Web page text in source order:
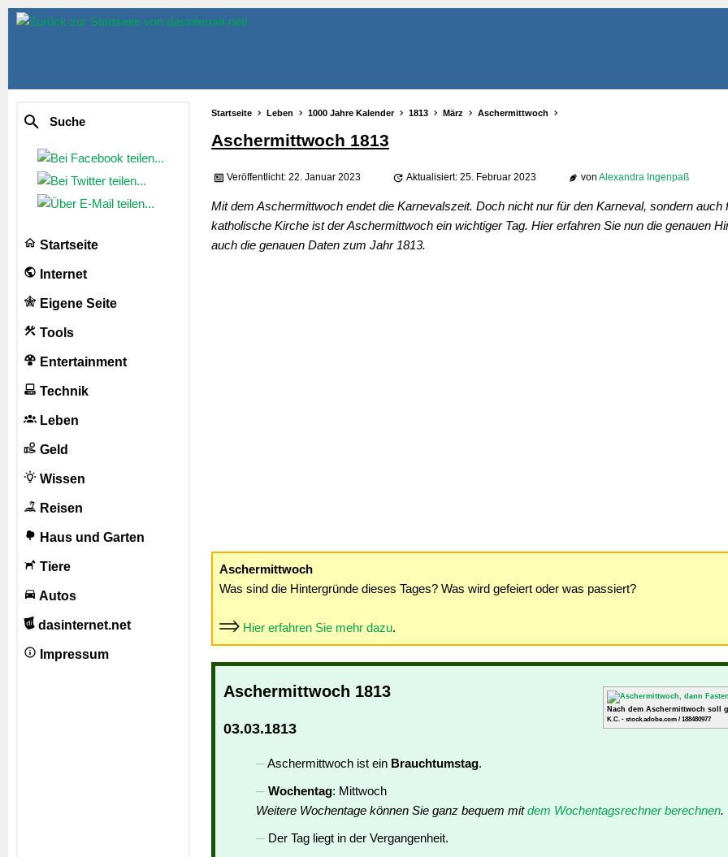
Suche
Startseite
Internet
Eigene Seite
Tools
Entertainment
Technik
Leben
Geld
Wissen
Reisen
Haus und Garten
Tiere
Autos
dasinternet.net
Impressum
Startseite Leben 1000 Jahre Kalender 1813 März Aschermittwoch
Aschermittwoch 1813
Veröffentlicht: 22. Januar 2023 Aktualisiert: 25. Februar 2023 von Alexandra Ingenpaß
Mit dem Aschermittwoch endet die Karnevalszeit. Doch nicht nur für den Karneval, sondern auch
katholische Kirche ist der Aschermittwoch ein wichtiger Tag. Hier erfahren Sie nun die genauen
auch die genauen Daten zum Jahr 1813.
Aschermittwoch
Was sind die Hintergründe dieses Tages? Was wird gefeiert oder was passiert?
Hier erfahren Sie mehr dazu.
Nach dem Aschermittwoch soll
K.C. - stock.adobe.com / 188480977
Aschermittwoch 1813
03.03.1813
Aschermittwoch ist ein Brauchtumstag.
Wochentag: Mittwoch
Weitere Wochentage können Sie ganz bequem mitdem Wochentagsrechner berechnen.
Der Tag liegt in der Vergangenheit.